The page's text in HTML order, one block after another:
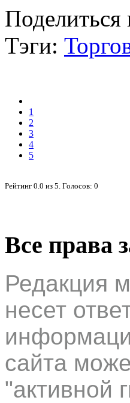
Тэги:
1
2
3
4
5
Рейтинг 0.0 из 5 . Голосов: 0
Все права
Редакция
несет
сайта
"активной